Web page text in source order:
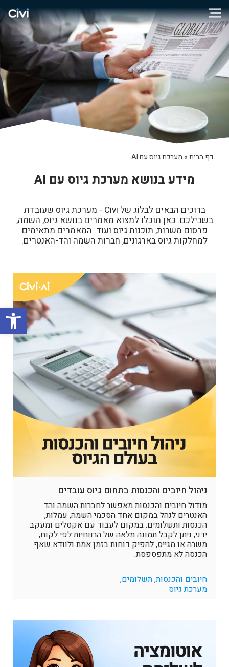
דף הבית» מערכת גיוס עם AI
מידע בנושא מערכת גיוס עם AI
ברוכים הבאים לבלוג של Civi - מערכת גיוס שעובדת
בשבילכם. כאן תוכלו למצוא מאמרים בנושא גיוס, השמה,
פרסום משרות, תוכנות גיוס ועוד. המאמרים מתאימים
למחלקות גיוס בארגונים, חברות השמה והד-האנטרים.
ניהול חיובים והכנסות בתחום גיוס עובדים
מודול חיובים והכנסות מאפשר לחברות השמה והד
האנטרים לנהל במקום אחד הסכמי השמה, עמלות,
הכנסות ותשלומים. במקום לעבוד עם אקסלים ומעקב
ידני, ניתן לקבל תמונה מלאה של הרווחיות לפי לקוח,
משרה או מגייס, להפיק דוחות בזמן אמת ולוודא שאף
הכנסה לא מתפספסת.
חיובים והכנסות, תשלומים,
מערכת גיוס
פתח